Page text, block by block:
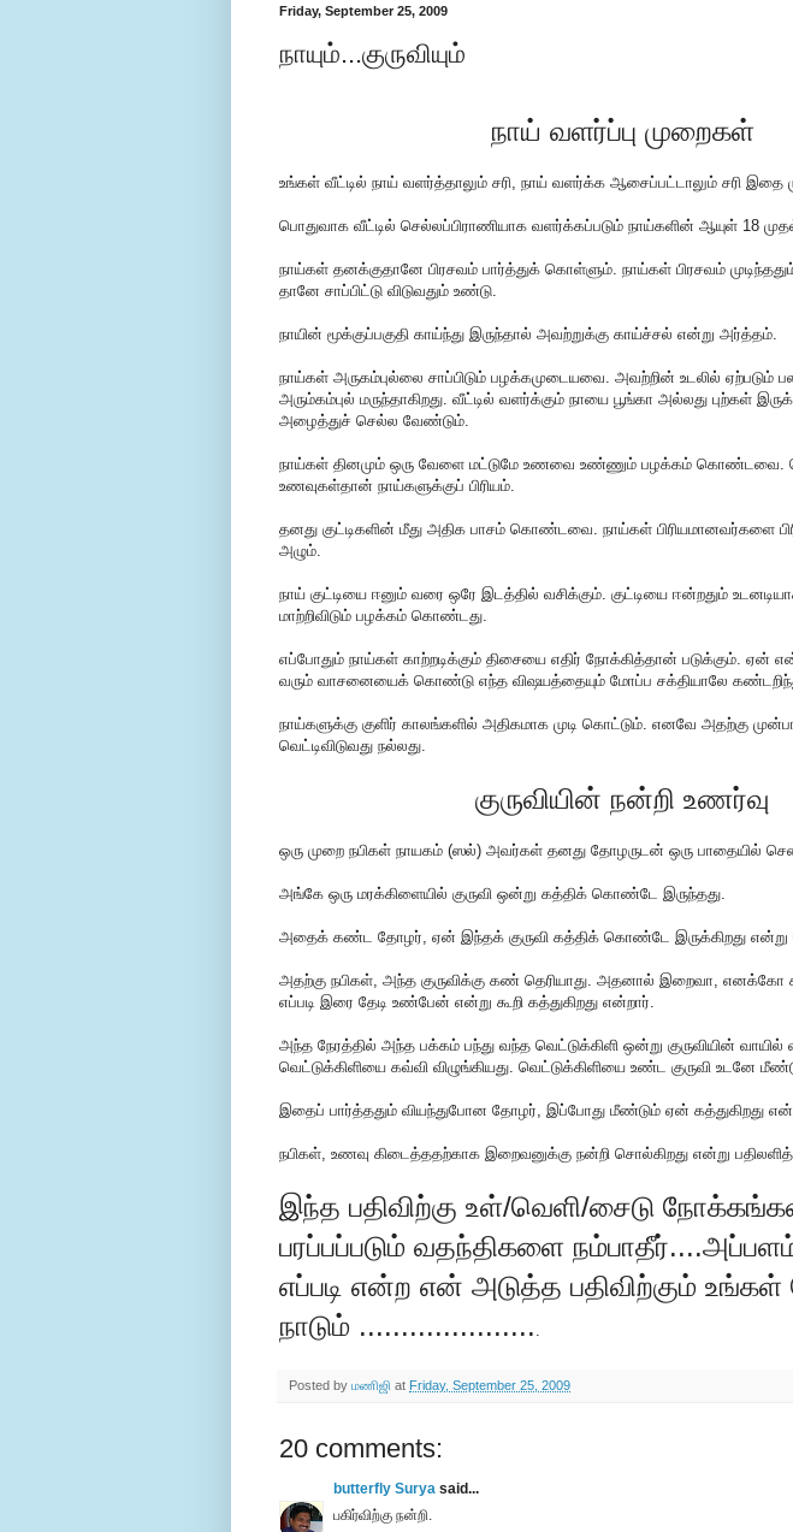
Friday, September 25, 2009
நாயும்...குருவியும்
நாய் வளர்ப்பு முறைகள்
உ‌ங்க‌ள் ‌வீ‌ட்டில‌் நா‌ய் வள‌ர்‌த்தாலு‌ம் ச‌ரி, நா‌ய் வள‌ர்‌‌க்க ஆசை‌ப்ப‌ட்டாலு‌ம் ச‌ரி இதை
பொதுவாக வீட்டில் செல்லப்பிராணியாக வளர்க்கப்படும் நாய்களின் ஆயுள் 18
நாய்கள் தனக்குதானே பிரசவம் பார்த்துக் கொள்ளும். நாய்கள் பிரசவம்
தானே சாப்பிட்டு விடுவது‌ம் உண்டு.
நாயின் மூக்குப்பகுதி காய்ந்து இருந்தால் அவற்றுக்கு காய்ச்சல் என்று அர்த்தம்.
நாய்கள் அருகம்புல்லை சாப்பிடும் பழக்கமுடையவை. அவற்றின் உடலில் ஏற்படும்
அரும்கம்புல் மருந்தாகிறது. ‌வீ‌ட்டி‌ல் வள‌ர்‌க்கு‌ம் நாயை பூ‌ங்கா அ‌ல்லது பு‌ற்க‌ள்
அழை‌த்து‌ச் செ‌ல்ல வே‌ண்டு‌ம்.
நாய்கள் தினமும் ஒரு வேளை மட்டுமே உணவை உண்ணும் பழக்கம் கொண்டவை.
உணவுக‌ள்தா‌ன் நா‌‌ய்களு‌க்கு‌ப் ‌பி‌ரிய‌ம்.
தனது குட்டிகளின் மீது அதிக பாசம் கொண்டவை. நாய்கள் பிரியமானவர்களை
அழும்.
நா‌ய் கு‌ட்டியை ஈனு‌ம் வரை ஒரே இட‌த்‌தி‌ல் வ‌சி‌க்கு‌ம். கு‌‌ட்டியை ஈ‌ன்றது‌ம்
மா‌ற்‌றி‌விடு‌ம் பழ‌க்க‌ம் கொ‌ண்டது.
எப்போதும் நாய்கள் காற்றடிக்கும் திசையை எதிர் நோக்கித்தான் படுக்கும். ஏ‌ன்
வரு‌ம் வாசனையை‌க் கொ‌ண்டு எ‌ந்த ‌விஷய‌த்தையு‌ம் மோ‌ப்ப ச‌க்‌தியாலே
நாய்களுக்கு குளிர் காலங்களில் அதிகமாக முடி கொட்டும். எனவே அதற்கு
வெட்டிவிடுவது நல்லது.
குருவியின் நன்றி உணர்வு
ஒரு முறை நபிகள் நாயகம் (ஸல்) அவர்கள் தனது தோழருடன் ஒரு பாதையில்
அங்கே ஒரு மரக்கிளையில் குருவி ஒன்று கத்திக் கொண்டே இருந்தது.
அதைக் கண்ட தோழர், ஏன் இந்தக் குருவி கத்திக் கொண்டே இருக்கிறது என்று
அதற்கு நபிகள், அந்த குருவிக்கு கண் தெரியாது. அதனால் இறைவா,
எப்படி இரை தேடி உண்பேன் என்று கூறி கத்துகிறது என்றார்.
அந்த நேரத்தில் அந்த பக்கம் பந்து வந்த வெட்டுக்கிளி ஒன்று குருவியின் வாயில்
வெட்டுக்கிளியை கவ்வி விழுங்கியது. வெட்டுக்கிளியை உண்ட குருவி உடனே
இதைப் பார்த்ததும் வியந்துபோன தோழர், இப்போது மீண்டும் ஏன் கத்துகிறது
நபிகள், உணவு கிடைத்ததற்காக இறைவனுக்கு நன்றி சொல்கிறது என்று
இந்த பதிவிற்கு உள்/வெளி/சைடு
பரப்பப்படும் வதந்திகளை நம்பாதீர்....அப்பளம்
எப்படி என்ற என் அடுத்த பதிவிற்கும் உங்கள்
நாடும் ..................... .
Posted by மணிஜி at Friday, September 25, 2009
20 comments:
butterfly Surya said...
பகிர்விற்கு நன்றி.